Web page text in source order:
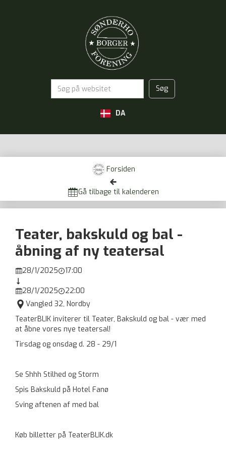
DA
Forsiden

Gå tilbage til kalenderen
Teater, bakskuld og bal -
åbning af ny teatersal
28/1/202517:00

28/1/202522:00
 Vangled 32, Nordby
TeaterBLIK inviterer til Teater, Bakskuld og bal - vær med
at åbne vores nye teatersal!
Tirsdag og onsdag d. 28 - 29/1
Se Shhh Stilhed og Storm
Spis Bakskuld på Hotel Fanø
Sving aftenen af med bal
Køb billetter på TeaterBLIK.dk